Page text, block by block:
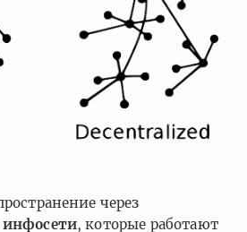
через
инфосети, которые работают